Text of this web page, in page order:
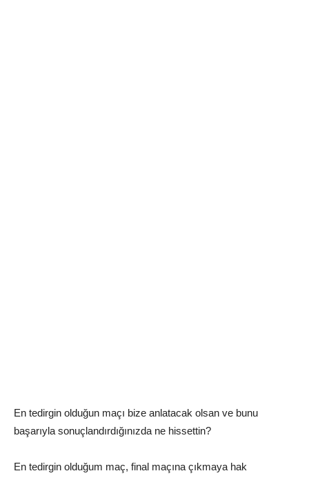
En tedirgin olduğun maçı bize anlatacak olsan ve bunu
başarıyla sonuçlandırdığınızda ne hissettin?
En tedirgin olduğum maç, final maçına çıkmaya hak